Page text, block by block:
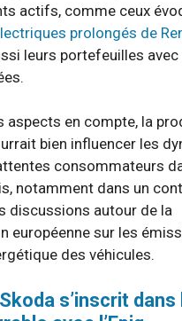
actifs, comme ceux
prolongés de
leurs portefeuilles avec
aspects en compte, la
bien influencer les
consommateurs
notamment dans un
discussions autour de la
européenne sur les
des véhicules.
s’inscrit dans